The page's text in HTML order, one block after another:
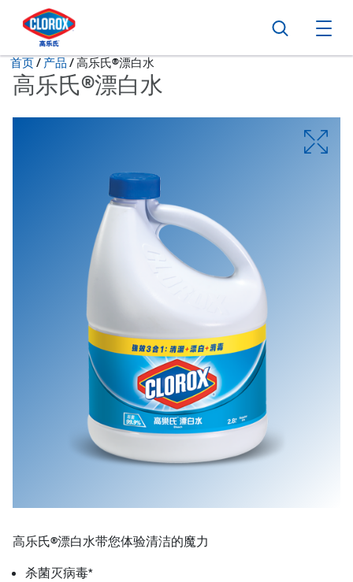
转到主导航栏
转到内容
转到页脚
搜索
首页/ 产品 当前状态：
高乐氏®漂白水
高乐氏®漂白水
高乐氏®漂白水带您体验清洁的魔力
杀菌灭病毒*